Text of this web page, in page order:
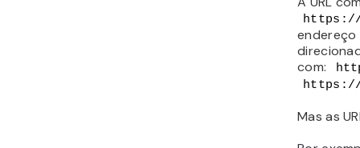
https://
endereço
com:
Mas as